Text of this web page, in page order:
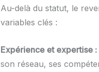
Au-delà du statut, le
variables clés :
Expérience et expertise :
son réseau, ses